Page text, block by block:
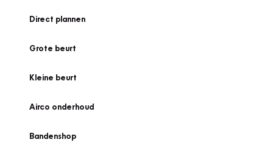
Direct plannen
Grote beurt
Kleine beurt
Airco onderhoud
Bandenshop